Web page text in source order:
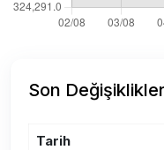
Son
Tarih